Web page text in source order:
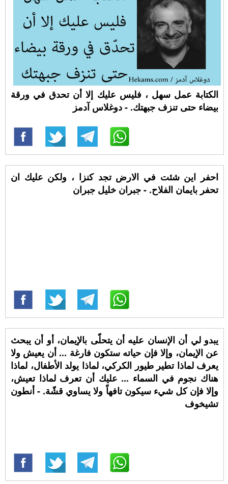
الكتابة عمل سهل ، فليس عليك إلا أن تحدق في ورقة
بيضاء حتى تنزف جبهتك. - دوغلاس آدمز
احفر اين شئت في الارض تجد كنزا ، ولكن عليك ان
تحفر بايمان الفلاح. - جبران خليل جبران
يبدو لي أن الإنسان عليه أن يتحلّى بالإيمان، أو أن يبحث
عن الإيمان، وإلا فإن حياته ستكون فارغة ... أن يعيش ولا
يعرف لماذا تطير طيور الكركي، لماذا يولد الأطفال، لماذا
هناك نجوم في السماء ... عليك أن تعرف لماذا تعيش،
وإلا فإن كل شيء سيكون تافهاً ولا يساوي قشّة. - أنطون
تشيخوف